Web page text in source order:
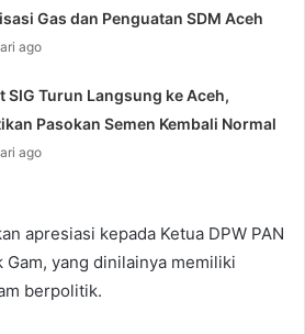
Gas dan Penguatan SDM Aceh
ago
SIG Turun Langsung ke Aceh,
Pasokan Semen Kembali Normal
ago
apresiasi kepada Ketua DPW PAN
Gam, yang dinilainya memiliki
berpolitik.